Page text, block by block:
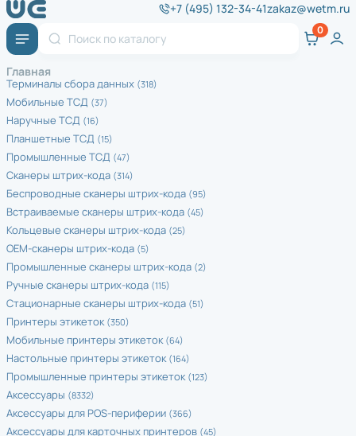
+7 (495) 132-34-41zakaz@wetm.ru
Главная
Терминалы сбора данных (318)
Мобильные ТСД (37)
Наручные ТСД (16)
Планшетные ТСД (15)
Промышленные ТСД (47)
Сканеры штрих-кода (314)
Беспроводные сканеры штрих-кода (95)
Встраиваемые сканеры штрих-кода (45)
Кольцевые сканеры штрих-кода (25)
ОЕМ-сканеры штрих-кода (5)
Промышленные сканеры штрих-кода (2)
Ручные сканеры штрих-кода (115)
Стационарные сканеры штрих-кода (51)
Принтеры этикеток (350)
Мобильные принтеры этикеток (64)
Настольные принтеры этикеток (164)
Промышленные принтеры этикеток (123)
Аксессуары (8332)
Аксессуары для POS-периферии (366)
Аксессуары для карточных принтеров (45)